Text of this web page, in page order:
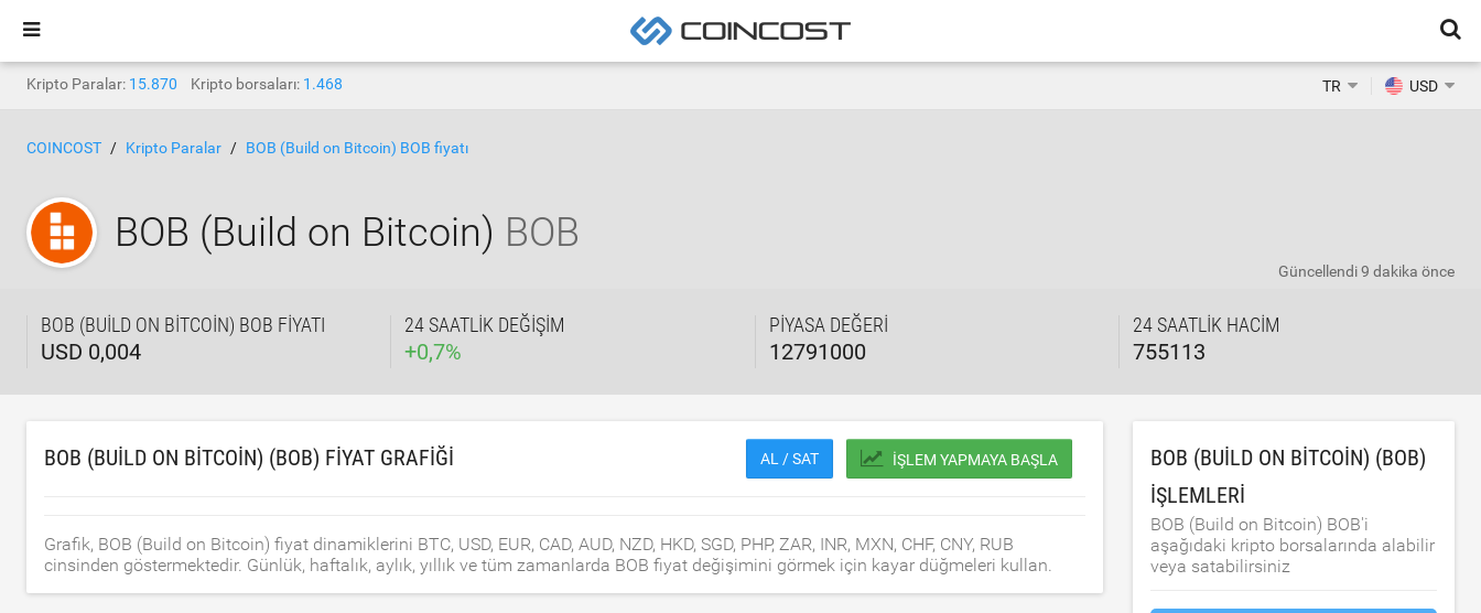
Kripto Paralar: 15.870 Kripto borsaları: 1.468 TR USD
COINCOST Kripto Paralar BOB (Build on Bitcoin) BOB fiyatı
BOB (Build on Bitcoin) BOB
BOB (BUILD ON BITCOIN) BOB FIYATI
USD 0,004
24 SAATLIK DEĞIŞIM
+0,7%
PIYASA DEĞERI
12791000
24 SAATLIK HACIM
755113
Güncellendi9 dakika önce
BOB (BUILD ON BITCOIN) (BOB) FIYAT GRAFIĞI AL / SAT İŞLEM YAPMAYA BAŞLA
Grafik, BOB (Build on Bitcoin) fiyat dinamiklerini BTC, USD, EUR, CAD, AUD, NZD, HKD, SGD, PHP, ZAR, INR, MXN, CHF, CNY, RUB
cinsinden göstermektedir. Günlük, haftalık, aylık, yıllık ve tüm zamanlarda BOB fiyat değişimini görmek için kayar düğmeleri kullan.
BOB (BUILD ON BITCOIN) (BOB)
IŞLEMLERI
BOB (Build on Bitcoin) BOB'i
aşağıdaki kripto borsalarında alabilir
veya satabilirsiniz